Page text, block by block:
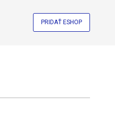
PRIDAŤ ESHOP